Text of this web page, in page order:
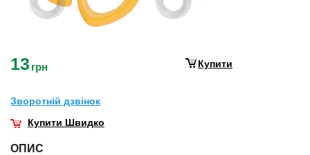
13 грн Купити
Зворотнiй дзвiнок
Купити Швидко
ОПИС